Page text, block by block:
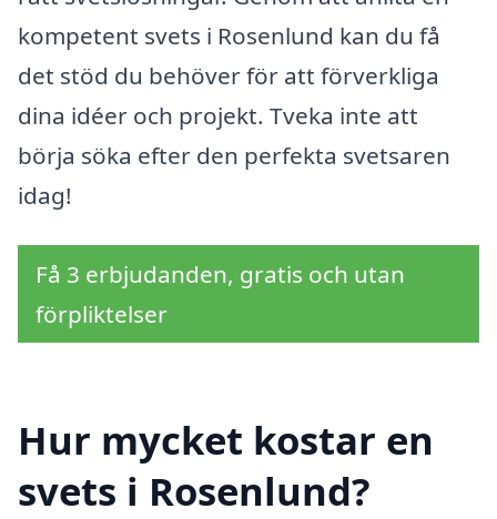
kompetent svets i Rosenlund kan du få
det stöd du behöver för att förverkliga
dina idéer och projekt. Tveka inte att
börja söka efter den perfekta svetsaren
idag!
Få 3 erbjudanden, gratis och utan
förpliktelser
Hur mycket kostar en
svets i Rosenlund?